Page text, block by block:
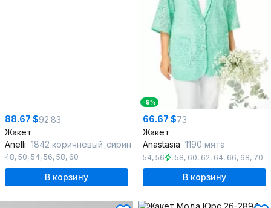
88.67 $92.83
Жакет
Anelli 1842 коричневый_сирин
48, 50, 54, 56, 58, 60
В корзину
-9%
66.67 $73
Жакет
Anastasia 1190 мята
54, 56 , 58, 60, 62, 64, 66, 68, 70
В корзину